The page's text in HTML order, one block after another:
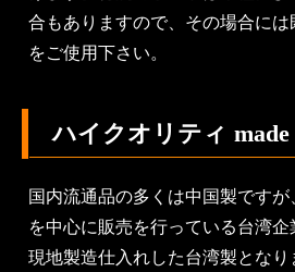
合もありますので、その場合に
をご使用下さい。
ハイクオリティ made
国内流通品の多くは中国製です
を中心に販売を行っている台湾
現地製造仕入れした台湾製とな